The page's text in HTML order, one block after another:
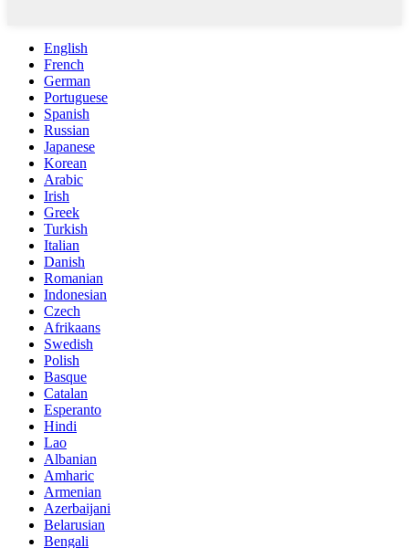
English
French
German
Portuguese
Spanish
Russian
Japanese
Korean
Arabic
Irish
Greek
Turkish
Italian
Danish
Romanian
Indonesian
Czech
Afrikaans
Swedish
Polish
Basque
Catalan
Esperanto
Hindi
Lao
Albanian
Amharic
Armenian
Azerbaijani
Belarusian
Bengali